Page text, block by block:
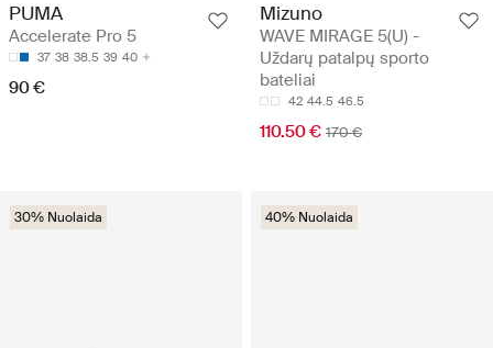
PUMA
Accelerate Pro 5
37 38 38.5 39 40
90 €
Mizuno
WAVE MIRAGE 5(U) -
Uždarų patalpų sporto
bateliai
42 44.5 46.5
110.50 € 170 €
30% Nuolaida 40% Nuolaida